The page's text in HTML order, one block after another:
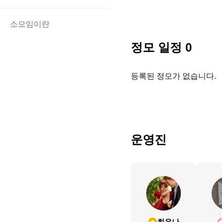
소모임이란
정모 일정 0
등록된 정모가 없습니다.
운영진